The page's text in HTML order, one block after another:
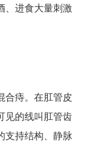
、进食大量刺激
合痔。在肛管皮
见的线叫肛管齿
支持结构、静脉